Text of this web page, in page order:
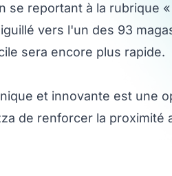
se reportant à la rubrique
vers l'un des 93
sera encore plus rapide.
et innovante est une
de renforcer la